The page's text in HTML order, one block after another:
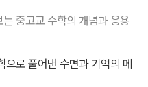
중고교 수학의 개념과 응용
로 풀어낸 수면과 기억의 메